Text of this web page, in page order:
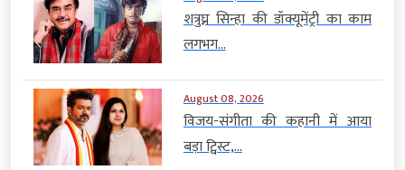
शत्रुघ्न सिन्हा की डॉक्यूमेंट्री का काम
लगभग...
August 08, 2026
विजय-संगीता की कहानी में आया
बड़ा ट्विस्ट,...